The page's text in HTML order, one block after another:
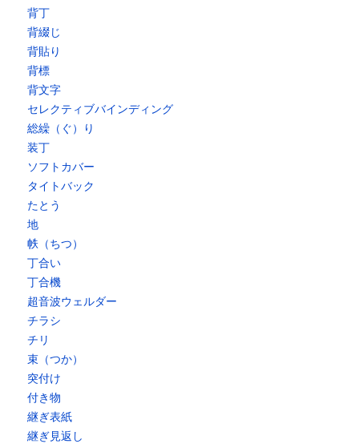
背丁
背綴じ
背貼り
背標
背文字
セレクティブバインディング
総繰（ぐ）り
装丁
ソフトカバー
タイトバック
たとう
地
帙（ちつ）
丁合い
丁合機
超音波ウェルダー
チラシ
チリ
束（つか）
突付け
付き物
継ぎ表紙
継ぎ見返し